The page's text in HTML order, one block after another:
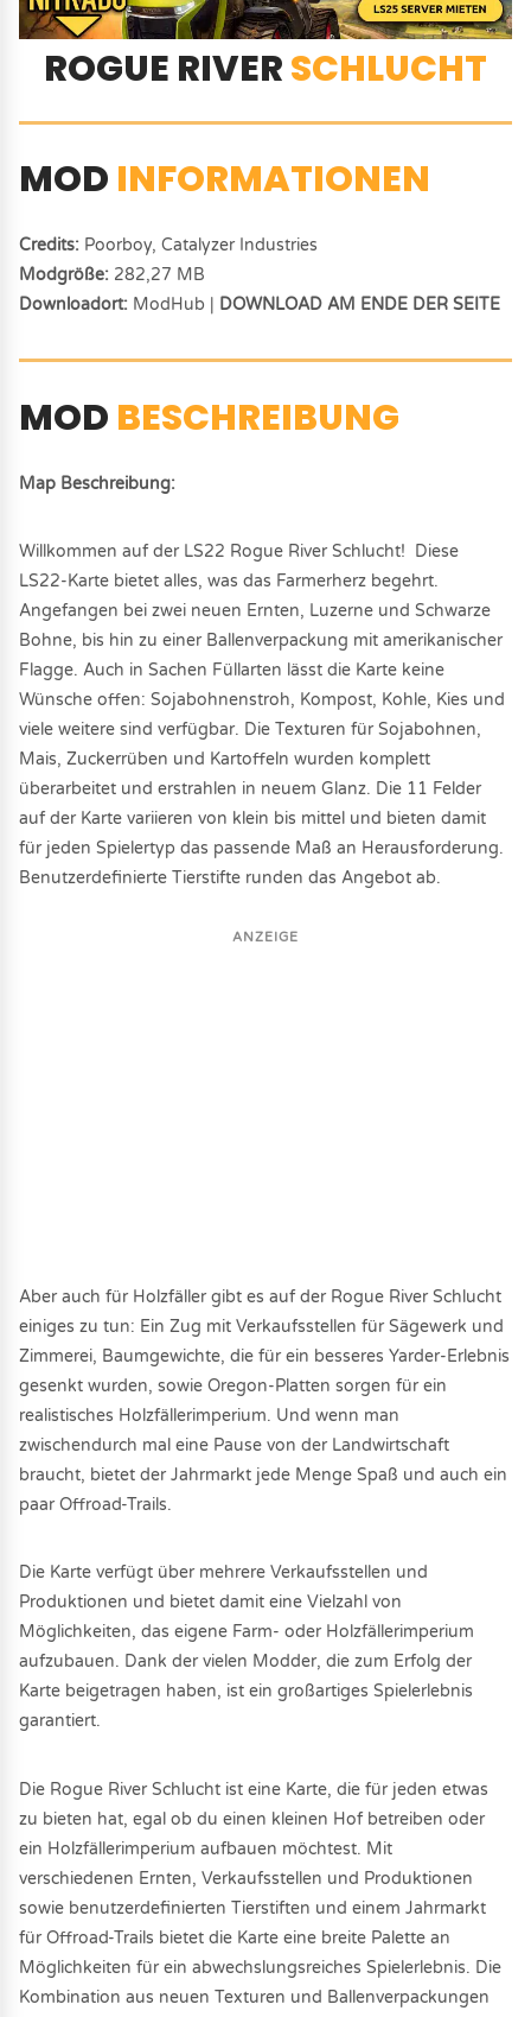
ROGUE RIVERSCHLUCHT
MOD INFORMATIONEN
Credits: Poorboy, Catalyzer Industries
Modgröße: 282,27 MB
Downloadort: ModHub | DOWNLOAD AM ENDE DER SEITE
MOD BESCHREIBUNG
Map Beschreibung:
Willkommen auf der LS22 Rogue River Schlucht! Diese
LS22-Karte bietet alles, was das Farmerherz begehrt.
Angefangen bei zwei neuen Ernten, Luzerne und Schwarze
Bohne, bis hin zu einer Ballenverpackung mit amerikanischer
Flagge. Auch in Sachen Füllarten lässt die Karte keine
Wünsche offen: Sojabohnenstroh, Kompost, Kohle, Kies und
viele weitere sind verfügbar. Die Texturen für Sojabohnen,
Mais, Zuckerrüben und Kartoffeln wurden komplett
überarbeitet und erstrahlen in neuem Glanz. Die 11 Felder
auf der Karte variieren von klein bis mittel und bieten damit
für jeden Spielertyp das passende Maß an Herausforderung.
Benutzerdefinierte Tierstifte runden das Angebot ab.
ANZEIGE
Aber auch für Holzfäller gibt es auf der Rogue River Schlucht
einiges zu tun: Ein Zug mit Verkaufsstellen für Sägewerk und
Zimmerei, Baumgewichte, die für ein besseres Yarder-Erlebnis
gesenkt wurden, sowie Oregon-Platten sorgen für ein
realistisches Holzfällerimperium. Und wenn man
zwischendurch mal eine Pause von der Landwirtschaft
braucht, bietet der Jahrmarkt jede Menge Spaß und auch ein
paar Offroad-Trails.
Die Karte verfügt über mehrere Verkaufsstellen und
Produktionen und bietet damit eine Vielzahl von
Möglichkeiten, das eigene Farm- oder Holzfällerimperium
aufzubauen. Dank der vielen Modder, die zum Erfolg der
Karte beigetragen haben, ist ein großartiges Spielerlebnis
garantiert.
Die Rogue River Schlucht ist eine Karte, die für jeden etwas
zu bieten hat, egal ob du einen kleinen Hof betreiben oder
ein Holzfällerimperium aufbauen möchtest. Mit
verschiedenen Ernten, Verkaufsstellen und Produktionen
sowie benutzerdefinierten Tierstiften und einem Jahrmarkt
für Offroad-Trails bietet die Karte eine breite Palette an
Möglichkeiten für ein abwechslungsreiches Spielerlebnis. Die
Kombination aus neuen Texturen und Ballenverpackungen